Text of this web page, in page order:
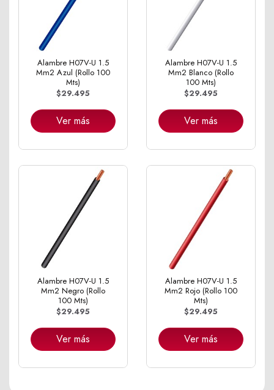
Alambre H07V-U 1.5
Mm2 Azul (Rollo 100
Mts)
$29.495
Ver más
Alambre H07V-U 1.5
Mm2 Blanco (Rollo
100 Mts)
$29.495
Ver más
Alambre H07V-U 1.5
Mm2 Negro (Rollo
100 Mts)
$29.495
Ver más
Alambre H07V-U 1.5
Mm2 Rojo (Rollo 100
Mts)
$29.495
Ver más